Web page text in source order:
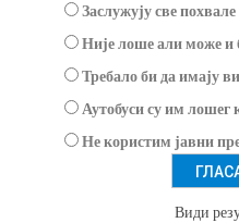
Заслужују све похвале
Није лоше али може и
Требало би да имају
Аутобуси су им лошег
Не користим јавни
Види